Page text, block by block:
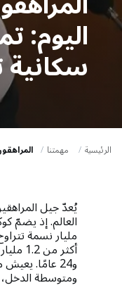
t اليوم:
سكانية
الرئيسية مهمتنا
يُعدّ جيل
و24 عامًا.
ومتوسطة